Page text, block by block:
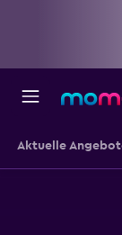
Aktuelle